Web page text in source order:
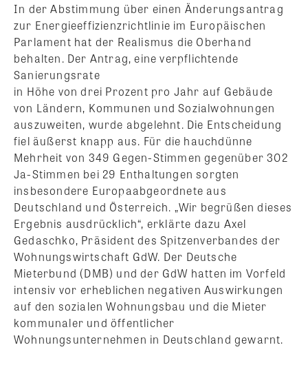
In der Abstimmung über einen Änderungsantrag
zur Energieeffizienzrichtlinie im Europäischen
Parlament hat der Realismus die Oberhand
behalten. Der Antrag, eine verpflichtende
Sanierungsrate
in Höhe von drei Prozent pro Jahr auf Gebäude
von Ländern, Kommunen und Sozialwohnungen
auszuweiten, wurde abgelehnt. Die Entscheidung
fiel äußerst knapp aus. Für die hauchdünne
Mehrheit von 349 Gegen-Stimmen gegenüber 302
Ja-Stimmen bei 29 Enthaltungen sorgten
insbesondere Europaabgeordnete aus
Deutschland und Österreich. „Wir begrüßen dieses
Ergebnis ausdrücklich“, erklärte dazu Axel
Gedaschko, Präsident des Spitzenverbandes der
Wohnungswirtschaft GdW. Der Deutsche
Mieterbund (DMB) und der GdW hatten im Vorfeld
intensiv vor erheblichen negativen Auswirkungen
auf den sozialen Wohnungsbau und die Mieter
kommunaler und öffentlicher
Wohnungsunternehmen in Deutschland gewarnt.